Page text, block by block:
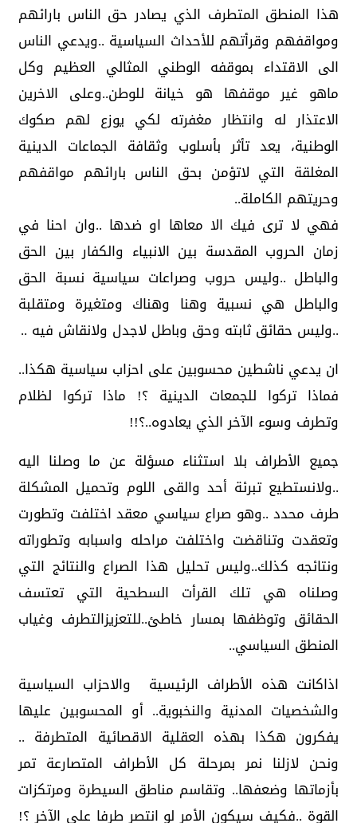
هذا المنطق المتطرف الذي يصادر حق الناس بارائهم
ومواقفهم وقرأتهم للأحداث السياسية ..ويدعي الناس
الى الاقتداء بموقفه الوطني المثالي العظيم وكل
ماهو غير موقفها هو خيانة للوطن..وعلى الاخرين
الاعتذار له وانتظار مغفرته لكي يوزع لهم صكوك
الوطنية، يعد تأثر بأسلوب وثقافة الجماعات الدينية
المغلقة التي لاتؤمن بحق الناس بارائهم مواقفهم
وحريتهم الكاملة..
فهي لا ترى فيك الا معاها او ضدها ..وان احنا في
زمان الحروب المقدسة بين الانبياء والكفار بين الحق
والباطل ..وليس حروب وصراعات سياسية نسبة الحق
والباطل هي نسبية وهنا وهناك ومتغيرة ومتقلبة
..وليس حقائق ثابته وحق وباطل لاجدل ولانقاش فيه ..
ان يدعي ناشطين محسوبين على احزاب سياسية هكذا..
فماذا تركوا للجمعات الدينية ؟! ماذا تركوا لظلام
وتطرف وسوء الآخر الذي يعادوه..؟!!
جميع الأطراف بلا استثناء مسؤلة عن ما وصلنا اليه
..ولانستطيع تبرئة أحد والقى اللوم وتحميل المشكلة
طرف محدد ..وهو صراع سياسي معقد اختلفت وتطورت
وتعقدت وتناقضت واختلفت مراحله واسبابه وتطوراته
ونتائجه كذلك..وليس تحليل هذا الصراع والنتائج التي
وصلناه هي تلك القرأت السطحية التي تعتسف
الحقائق وتوظفها بمسار خاطئ..للتعزيزالتطرف وغياب
المنطق السياسي..
اذاكانت هذه الأطراف الرئيسية والاحزاب السياسية
والشخصيات المدنية والنخبوية.. أو المحسوبين عليها
يفكرون هكذا بهذه العقلية الاقصائية المتطرفة ..
ونحن لازلنا نمر بمرحلة كل الأطراف المتصارعة تمر
بأزماتها وضعفها.. وتقاسم مناطق السيطرة ومرتكزات
القوة ..فكيف سيكون الأمر لو انتصر طرفا على الآخر ؟!